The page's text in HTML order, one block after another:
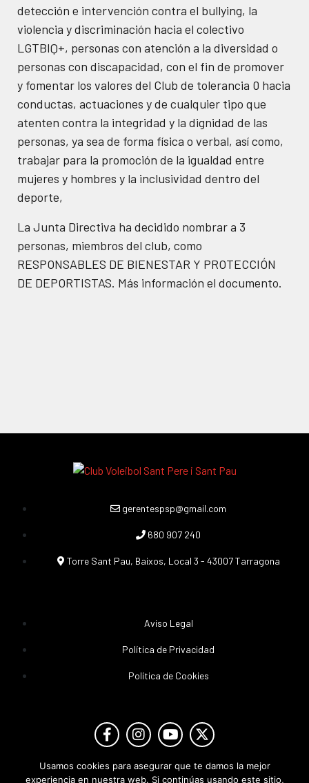
detección e intervención contra el bullying, la
violencia y discriminación hacia el colectivo
LGTBIQ+, personas con atención a la diversidad o
personas con discapacidad, con el fin de promover
y fomentar los valores del Club de tolerancia 0 hacia
conductas, actuaciones y de cualquier tipo que
atenten contra la integridad y la dignidad de las
personas, ya sea de forma física o verbal, así como,
trabajar para la promoción de la igualdad entre
mujeres y hombres y la inclusividad dentro del
deporte,
La Junta Directiva ha decidido nombrar a 3
personas, miembros del club, como
RESPONSABLES DE BIENESTAR Y PROTECCIÓN
DE DEPORTISTAS. Más información el documento.
gerentespsp@gmail.com
680 907 240
Torre Sant Pau, Baixos, Local 3 - 43007 Tarragona
Aviso Legal
Política de Privacidad
Política de Cookies
Usamos cookies para asegurar que te damos la mejor
experiencia en nuestra web. Si continúas usando este sitio,